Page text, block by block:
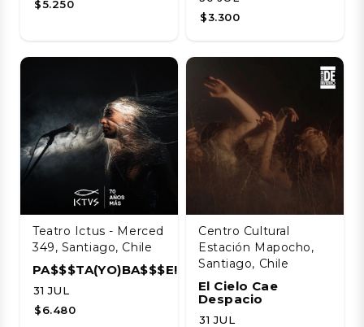
$5.250
$3.300
Teatro Ictus - Merced
349, Santiago, Chile
PA$$$TA(YO)BA$$$E!!!!
31 JUL
$6.480
Centro Cultural
Estación Mapocho,
Santiago, Chile
El Cielo Cae
Despacio
31 JUL